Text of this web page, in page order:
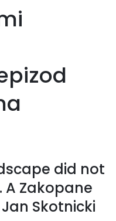
did not
Zakopane
Skotnicki